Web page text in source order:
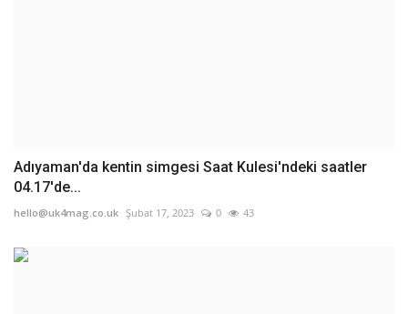
Adıyaman'da kentin simgesi Saat Kulesi'ndeki saatler
04.17'de...
hello@uk4mag.co.uk Şubat 17, 2023 0 43